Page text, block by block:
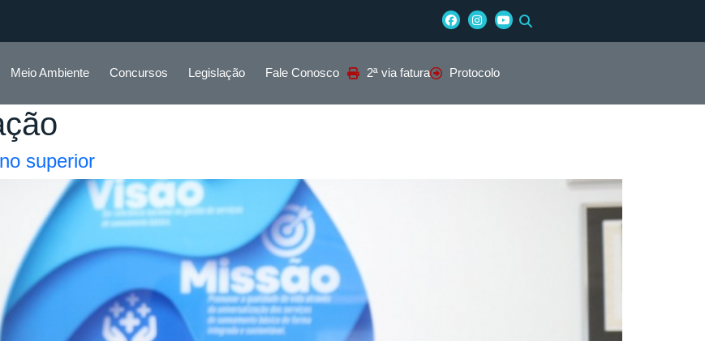
Meio Ambiente Concursos Legislação Fale Conosco 2ª via fatura Protocolo
superior